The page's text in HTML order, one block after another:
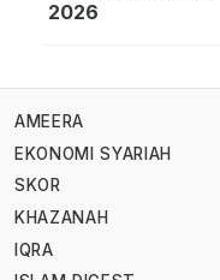
2026
AMEERA
EKONOMI SYARIAH
SKOR
KHAZANAH
IQRA